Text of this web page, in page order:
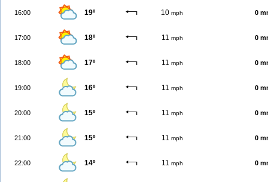
16:00 19º 10 mph 0
17:00 18º 11 mph 0
18:00 17º 11 mph 0
19:00 16º 11 mph 0
20:00 15º 11 mph 0
21:00 15º 11 mph 0
22:00 14º 11 mph 0